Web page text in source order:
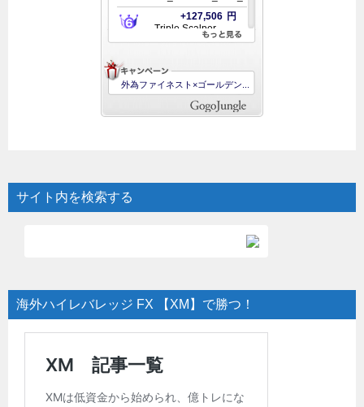
サイト内を検索する
海外ハイレバレッジ FX 【XM】で勝つ！